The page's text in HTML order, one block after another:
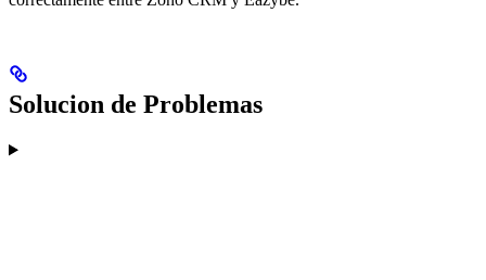
Solucion de Problemas